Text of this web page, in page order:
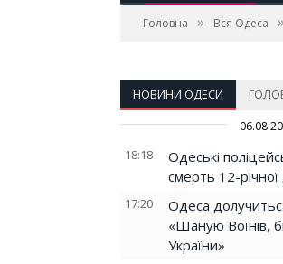
Головна » Вся Одеса »
НОВИНИ ОДЕСИ
18:18
Одеські
смерть 12-річної
17:20
Одеса
«Шаную Воїнів,
України»